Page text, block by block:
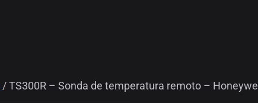
/ TS300R – Sonda de temperatura remoto – Honeywell